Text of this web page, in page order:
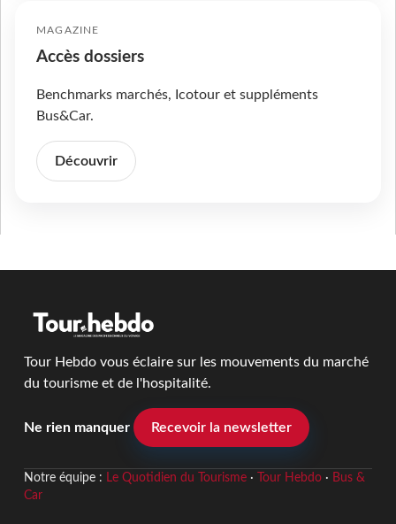
MAGAZINE
Accès dossiers
Benchmarks marchés, Icotour et suppléments
Bus&Car.
Découvrir
Tour Hebdo vous éclaire sur les mouvements du marché
du tourisme et de l'hospitalité.
Ne rien manquer Recevoir la newsletter
Notre équipe : Le Quotidien du Tourisme· Tour Hebdo· Bus &
Car